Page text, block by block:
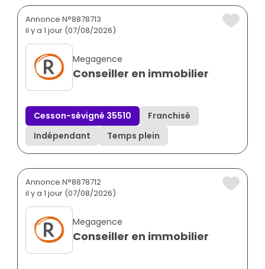
Annonce N°8878713
il y a 1 jour (07/08/2026)
Megagence
Conseiller en immobilier
Cesson-sévigné 35510
Franchisé
Indépendant
Temps plein
Annonce N°8878712
il y a 1 jour (07/08/2026)
Megagence
Conseiller en immobilier